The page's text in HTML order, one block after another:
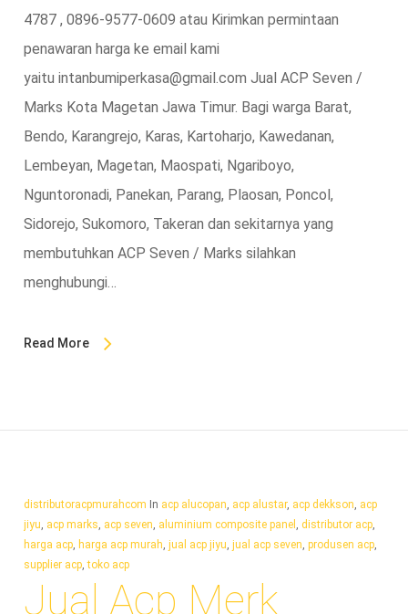
4787 , 0896-9577-0609 atau Kirimkan permintaan
penawaran harga ke email kami
yaitu intanbumiperkasa@gmail.com Jual ACP Seven /
Marks Kota Magetan Jawa Timur. Bagi warga Barat,
Bendo, Karangrejo, Karas, Kartoharjo, Kawedanan,
Lembeyan, Magetan, Maospati, Ngariboyo,
Nguntoronadi, Panekan, Parang, Plaosan, Poncol,
Sidorejo, Sukomoro, Takeran dan sekitarnya yang
membutuhkan ACP Seven / Marks silahkan
menghubungi…
Read More
distributoracpmurahcom In acp alucopan acp alustar, acp dekkson acp
jiyu acp marks acp seven aluminium composite panel distributor acp,
harga acp, harga acp murah jual acp jiyu jual acp seven produsen acp,
supplier acp,toko acp
Jual Acp Merk